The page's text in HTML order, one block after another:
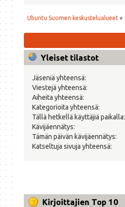
Ubuntu Suomen keskustelualueet »
Yleiset tilastot
Jäseniä yhteensä:
Viestejä yhteensä:
Aiheita yhteensä:
Kategorioita yhteensä:
Tällä hetkellä käyttäjiä paikalla:
Kävijäennätys:
Tämän päivän kävijäennätys:
Katseltuja sivuja yhteensä:
Kirjoittajien Top 10